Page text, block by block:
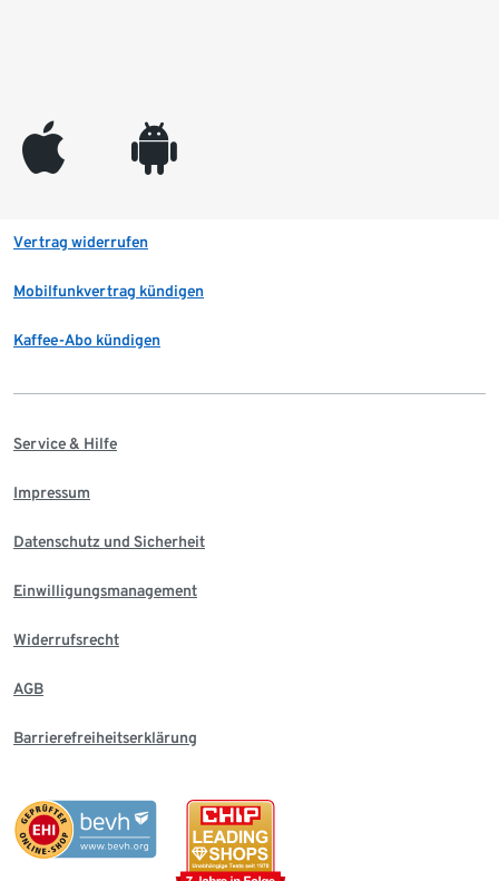
appleinc android
Vertrag widerrufen
Mobilfunkvertrag kündigen
Kaffee-Abo kündigen
Service & Hilfe
Impressum
Datenschutz und Sicherheit
Einwilligungsmanagement
Widerrufsrecht
AGB
Barrierefreiheitserklärung